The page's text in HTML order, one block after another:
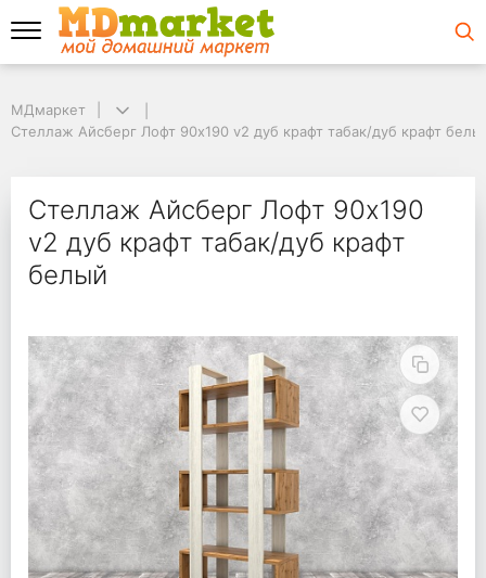
Стеллаж Айсберг Лофт 90х190 v2 дуб крафт табак/дуб крафт белый
Стеллаж Айсберг
МДмаркет
Стеллаж Айсберг Лофт 90х190 v2 дуб крафт табак/дуб крафт
Стеллаж Айсберг Лофт 90х190
v2 дуб крафт табак/дуб крафт
белый